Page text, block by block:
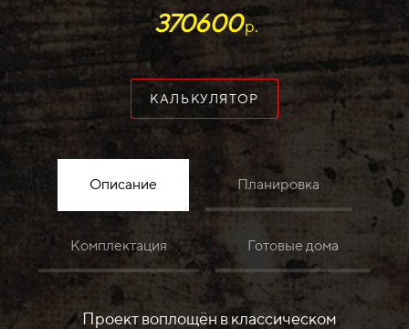
370600р.
КАЛЬКУЛЯТОР
Описание Планировка
Комплектация Готовые дома
Проект воплощён в классическом